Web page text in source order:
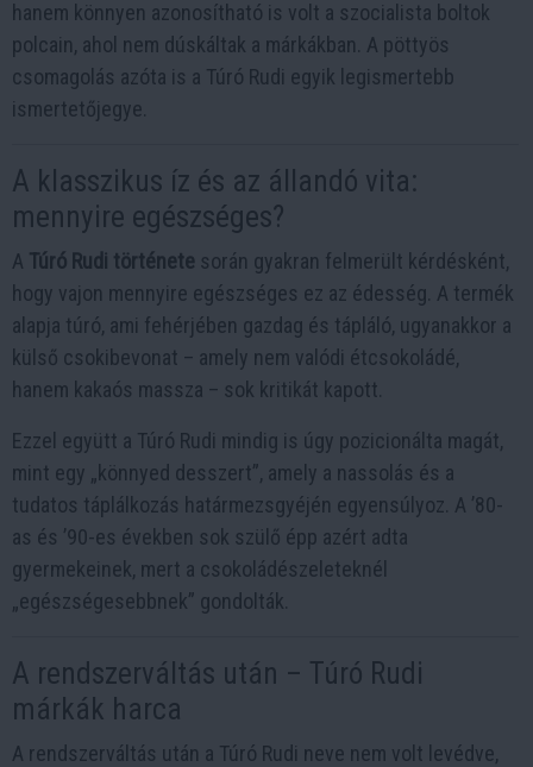
hanem könnyen azonosítható is volt a szocialista boltok
polcain, ahol nem dúskáltak a márkákban. A pöttyös
csomagolás azóta is a Túró Rudi egyik legismertebb
ismertetőjegye.
A klasszikus íz és az állandó vita:
mennyire egészséges?
A Túró Rudi története során gyakran felmerült kérdésként,
hogy vajon mennyire egészséges ez az édesség. A termék
alapja túró, ami fehérjében gazdag és tápláló, ugyanakkor a
külső csokibevonat – amely nem valódi étcsokoládé,
hanem kakaós massza – sok kritikát kapott.
Ezzel együtt a Túró Rudi mindig is úgy pozicionálta magát,
mint egy „könnyed desszert”, amely a nassolás és a
tudatos táplálkozás határmezsgyéjén egyensúlyoz. A ’80-
as és ’90-es években sok szülő épp azért adta
gyermekeinek, mert a csokoládészeleteknél
„egészségesebbnek” gondolták.
A rendszerváltás után – Túró Rudi
márkák harca
A rendszerváltás után a Túró Rudi neve nem volt levédve,